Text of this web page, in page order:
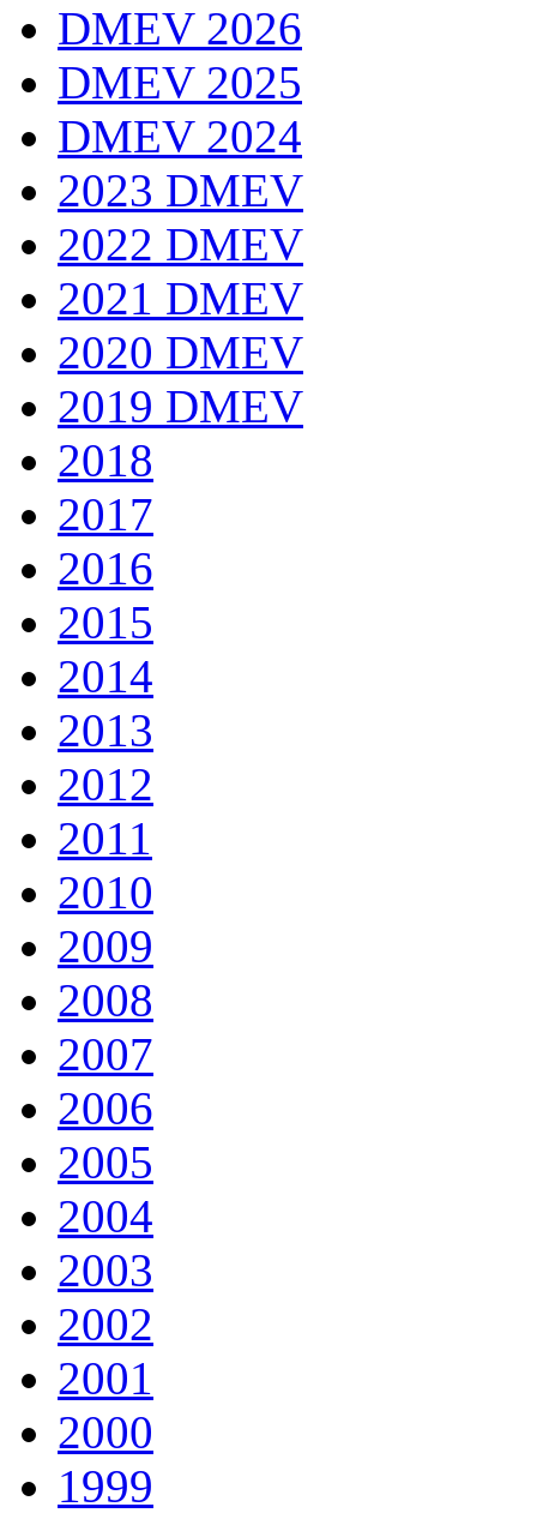
DMEV 2026
DMEV 2025
DMEV 2024
2023 DMEV
2022 DMEV
2021 DMEV
2020 DMEV
2019 DMEV
2018
2017
2016
2015
2014
2013
2012
2011
2010
2009
2008
2007
2006
2005
2004
2003
2002
2001
2000
1999